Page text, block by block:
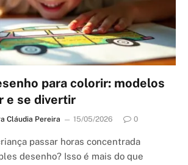
para colorir: modelos
e se divertir
Cláudia Pereira 15/05/2026 0
passar horas concentrada
desenho? Isso é mais do que